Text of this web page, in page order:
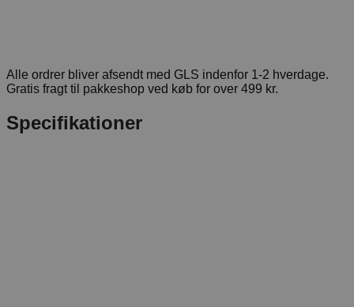
Alle ordrer bliver afsendt med GLS indenfor 1-2 hverdage.
Gratis fragt til pakkeshop ved køb for over 499 kr.
Specifikationer